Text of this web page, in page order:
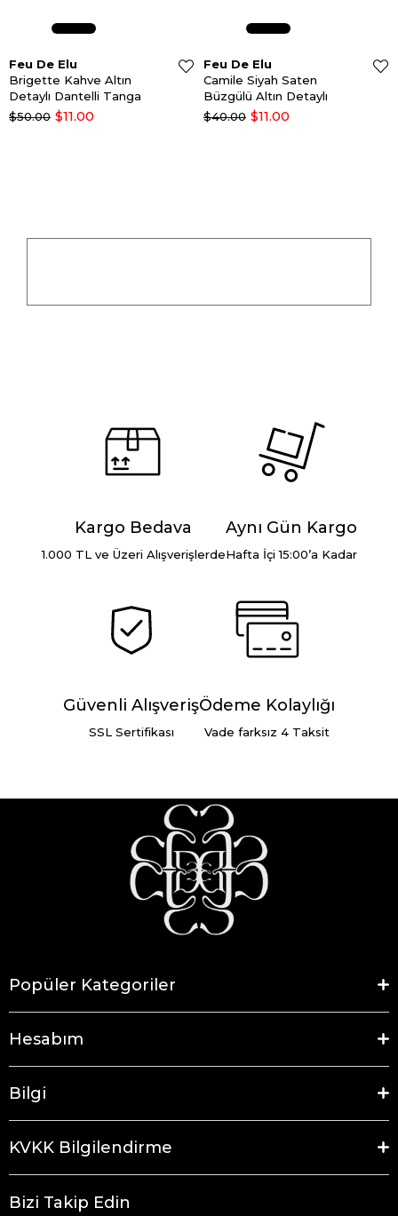
Feu De Elu
Brigette Kahve Altın
Detaylı Dantelli Tanga
$11.00
$50.00
Feu De Elu
Camile Siyah Saten
Büzgülü Altın Detaylı
Dantelli Tanga
$11.00
$40.00
Kargo Bedava
1.000 TL ve Üzeri Alışverişlerde
Aynı Gün Kargo
Hafta İçi 15:00’a Kadar
Güvenli Alışveriş
SSL Sertifikası
Ödeme Kolaylığı
Vade farksız 4 Taksit
Popüler Kategoriler
Hesabım
Bilgi
KVKK Bilgilendirme
Bizi Takip Edin